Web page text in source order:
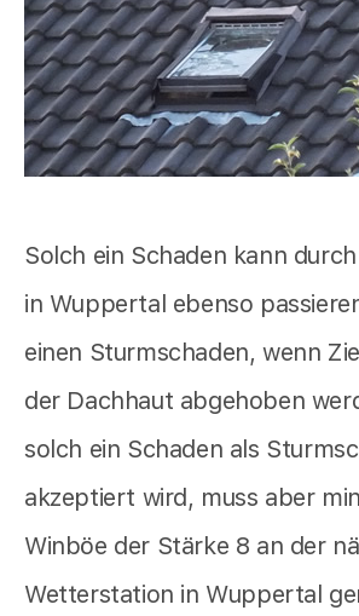
Solch ein Schaden kann
in Wuppertal ebenso
einen Sturmschaden, wenn
der Dachhaut abgehoben
solch ein Schaden als
akzeptiert wird, muss aber
Winböe der Stärke 8 an der
Wetterstation in Wuppertal